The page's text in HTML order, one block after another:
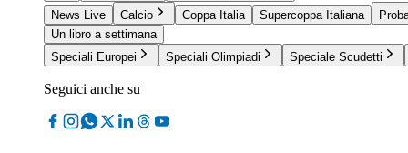
News Live
Calcio Coppa Italia Supercoppa Italiana
Un libro a settimana
Speciali Europei
Speciali Olimpiadi Speciale Scudetti
Seguici anche su